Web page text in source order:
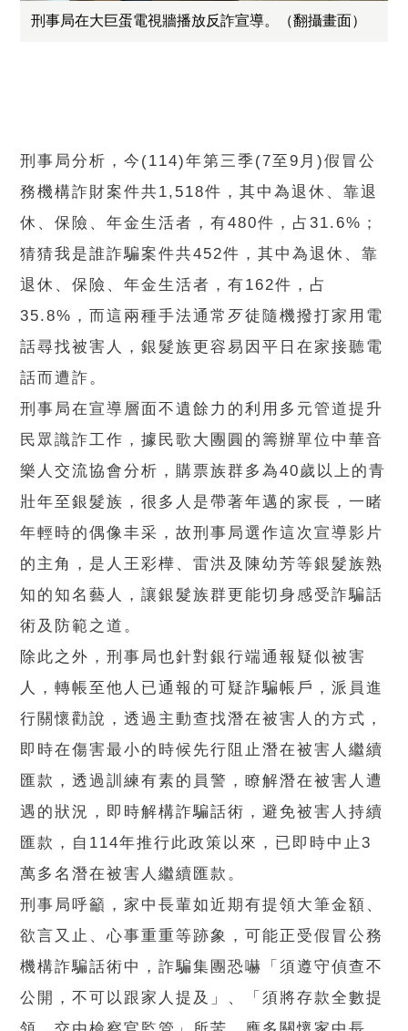
刑事局在大巨蛋電視牆播放反詐宣導。（翻攝畫面）
刑事局分析，今(114)年第三季(7至9月)假冒公
務機構詐財案件共1,518件，其中為退休、靠退
休、保險、年金生活者，有480件，占31.6%；
猜猜我是誰詐騙案件共452件，其中為退休、靠
退休、保險、年金生活者，有162件，占
35.8%，而這兩種手法通常歹徒隨機撥打家用電
話尋找被害人，銀髮族更容易因平日在家接聽電
話而遭詐。
刑事局在宣導層面不遺餘力的利用多元管道提升
民眾識詐工作，據民歌大團圓的籌辦單位中華音
樂人交流協會分析，購票族群多為40歲以上的青
壯年至銀髮族，很多人是帶著年邁的家長，一睹
年輕時的偶像丰采，故刑事局選作這次宣導影片
的主角，是人王彩樺、雷洪及陳幼芳等銀髮族熟
知的知名藝人，讓銀髮族群更能切身感受詐騙話
術及防範之道。
除此之外，刑事局也針對銀行端通報疑似被害
人，轉帳至他人已通報的可疑詐騙帳戶，派員進
行關懷勸說，透過主動查找潛在被害人的方式，
即時在傷害最小的時候先行阻止潛在被害人繼續
匯款，透過訓練有素的員警，瞭解潛在被害人遭
遇的狀況，即時解構詐騙話術，避免被害人持續
匯款，自114年推行此政策以來，已即時中止3
萬多名潛在被害人繼續匯款。
刑事局呼籲，家中長輩如近期有提領大筆金額、
欲言又止、心事重重等跡象，可能正受假冒公務
機構詐騙話術中，詐騙集團恐嚇「須遵守偵查不
公開，不可以跟家人提及」、「須將存款全數提